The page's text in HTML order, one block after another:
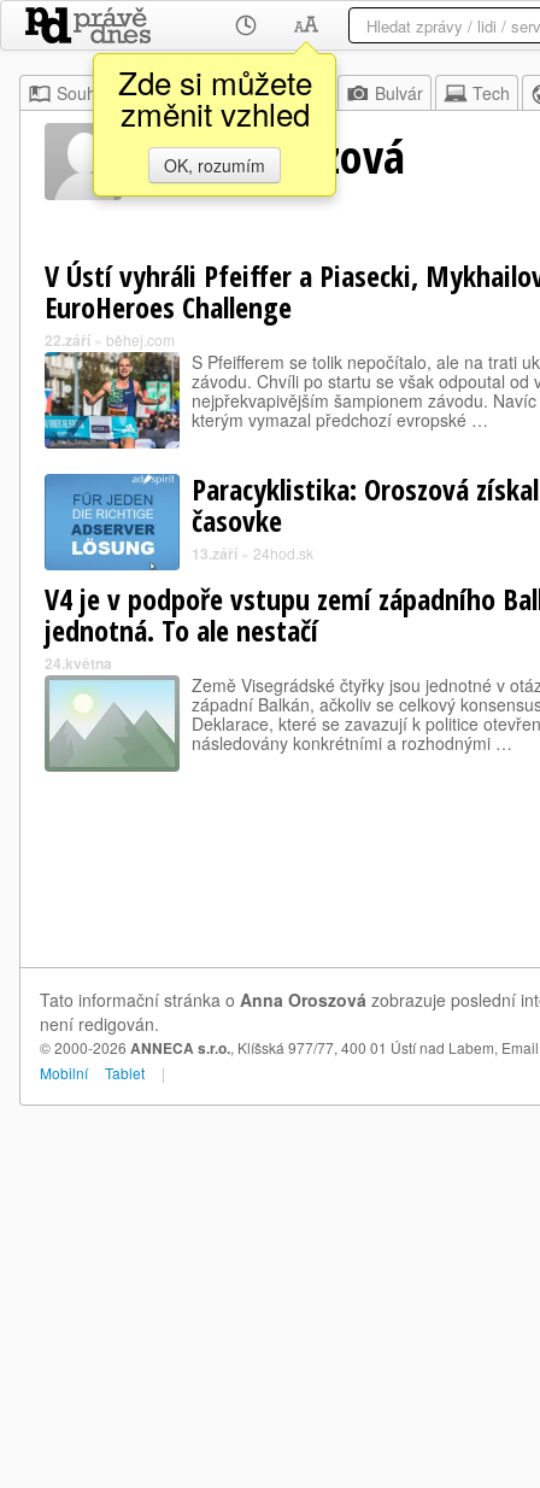
Zde si můžete
změnit vzhled
OK, rozumím
Souhrn Moje Z domova Bulvár Tech
Anna Oroszová
V Ústí vyhráli Pfeiffer a Piasecki,
EuroHeroes Challenge
22.září » běhej.com
S Pfeifferem se tolik nepočítalo, ale na trati
závodu. Chvíli po startu se však odpoutal od
nejpřekvapivějším šampionem závodu.
kterým vymazal předchozí evropské …
Paracyklistika: Oroszová
časovke
13.září » 24hod.sk
V4 je v podpoře vstupu zemí západního
jednotná. To ale nestačí
24.května
Země Visegrádské čtyřky jsou jednotné v
západní Balkán, ačkoliv se celkový
Deklarace, které se zavazují k politice
následovány konkrétními a rozhodnými …
Tato informační stránka o Anna Oroszová zobrazuje poslední
není redigován.
© 2000-2026 ANNECA s.r.o., Klíšská 977/77, 400 01 Ústí nad Labem,
Mobilní
Tablet |